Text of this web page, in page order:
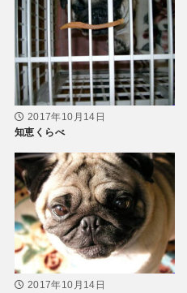
2017年10月14日
知恵くらべ
2017年10月14日